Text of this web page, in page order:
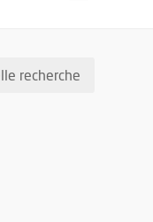
DES
recherche